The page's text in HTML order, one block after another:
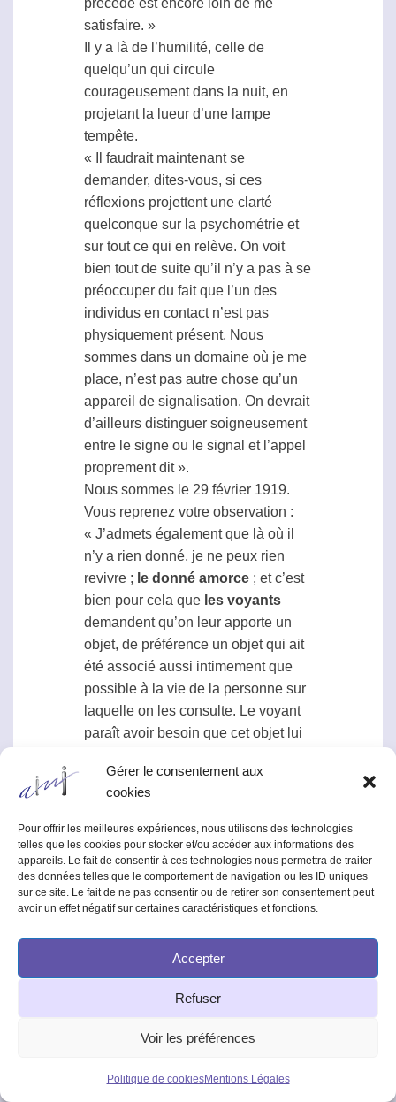
Gérer le consentement aux
cookies
Pour offrir les meilleures expériences, nous utilisons des technologies
telles que les cookies pour stocker et/ou accéder aux informations des
appareils. Le fait de consentir à ces technologies nous permettra de traiter
des données telles que le comportement de navigation ou les ID uniques
sur ce site. Le fait de ne pas consentir ou de retirer son consentement peut
avoir un effet négatif sur certaines caractéristiques et fonctions.
Accepter
Refuser
Voir les préférences
Politique de cookiesMentions Légales
précède est encore loin de me
satisfaire. »
Il y a là de l’humilité, celle de
quelqu’un qui circule
courageusement dans la nuit, en
projetant la lueur d’une lampe
tempête.
« Il faudrait maintenant se
demander, dites-vous, si ces
réflexions projettent une clarté
quelconque sur la psychométrie et
sur tout ce qui en relève. On voit
bien tout de suite qu’il n’y a pas à se
préoccuper du fait que l’un des
individus en contact n’est pas
physiquement présent. Nous
sommes dans un domaine où je me
place, n’est pas autre chose qu’un
appareil de signalisation. On devrait
d’ailleurs distinguer soigneusement
entre le signe ou le signal et l’appel
proprement dit ».
Nous sommes le 29 février 1919.
Vous reprenez votre observation :
« J’admets également que là où il
n’y a rien donné, je ne peux rien
revivre ; le donné amorce ; et c’est
bien pour cela que les voyants
demandent qu’on leur apporte un
objet, de préférence un objet qui ait
été associé aussi intimement que
possible à la vie de la personne sur
laquelle on les consulte. Le voyant
paraît avoir besoin que cet objet lui
passé qui est lié à cet objet ».
C’est cette réalité complexe qu’il
s’agit pour le voyant de retrouver.
Tel est selon toute probabilité, le but
des mouvements qu’exécute le
voyant avec l’objet ; ces
mouvements, semblables à ceux
propriétaire de l’objet,
m’apparaissent en ce moment
comme une véritable suggestion
magnétique exercée par le voyant
sur l’objet et destinée à lui faire
souvenir, qui est vraiment sa réalité